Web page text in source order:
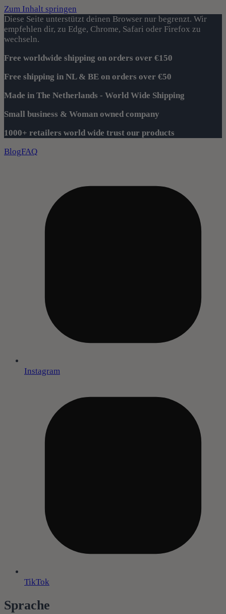
Zum Inhalt springen
Diese Seite unterstützt deinen Browser nur begrenzt. Wir
empfehlen dir, zu Edge, Chrome, Safari oder Firefox zu
wechseln.
Free worldwide shipping on orders over €150
Free shipping in NL & BE on orders over €50
Made in The Netherlands - World Wide Shipping
Small business & Woman owned company
1000+ retailers world wide trust our products
BlogFAQ
Instagram
TikTok
Sprache